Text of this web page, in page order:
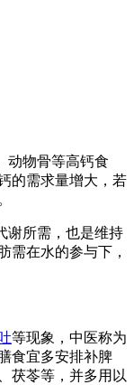
动物骨等高钙食
的需求量增大，若
谢所需，也是维持
需在水的参与下，
等现象，中医称为
食宜多安排补脾
茯苓等，并多用以